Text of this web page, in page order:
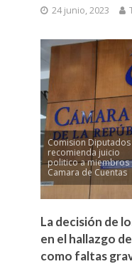
24 junio, 2023
Comision Diputados
recomienda juicio
politico a miembros
Camara de Cuentas
La decisión de
en el hallazgo
como faltas